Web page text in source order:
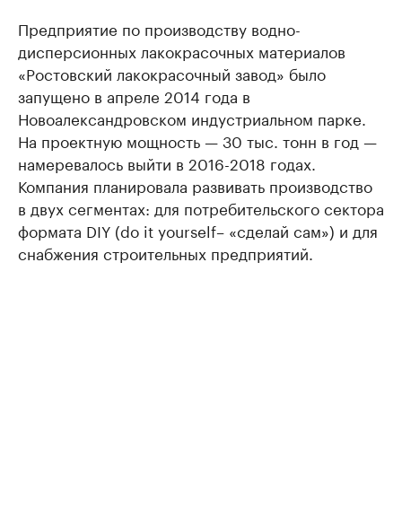
Предприятие по производству водно-
дисперсионных лакокрасочных материалов
«Ростовский лакокрасочный завод» было
запущено в апреле 2014 года в
Новоалександровском индустриальном парке.
На проектную мощность — 30 тыс. тонн в год —
намеревалось выйти в 2016-2018 годах.
Компания планировала развивать производство
в двух сегментах: для потребительского сектора
формата DIY (do it yourself– «сделай сам») и для
снабжения строительных предприятий.